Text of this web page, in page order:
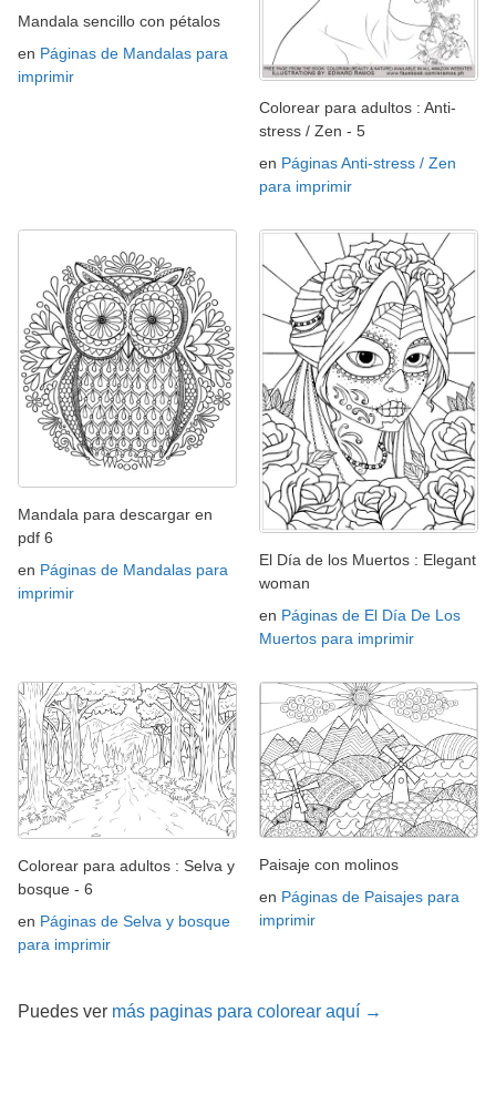
Mandala sencillo con pétalos
en Páginas de Mandalas para
imprimir
Colorear para adultos : Anti-
stress / Zen - 5
en Páginas Anti-stress / Zen
para imprimir
Mandala para descargar en
pdf 6
en Páginas de Mandalas para
imprimir
El Día de los Muertos : Elegant
woman
en Páginas de El Día De Los
Muertos para imprimir
Colorear para adultos : Selva y
bosque - 6
en Páginas de Selva y bosque
para imprimir
Paisaje con molinos
en Páginas de Paisajes para
imprimir
Puedes ver más paginas para colorear aquí →